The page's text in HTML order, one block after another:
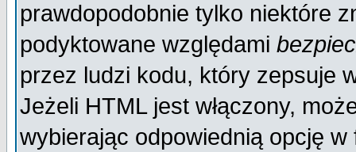
prawdopodobnie tylko niektóre
podyktowane względami
przez ludzi kodu, który zepsuje
Jeżeli HTML jest włączony,
wybierając odpowiednią opcję w